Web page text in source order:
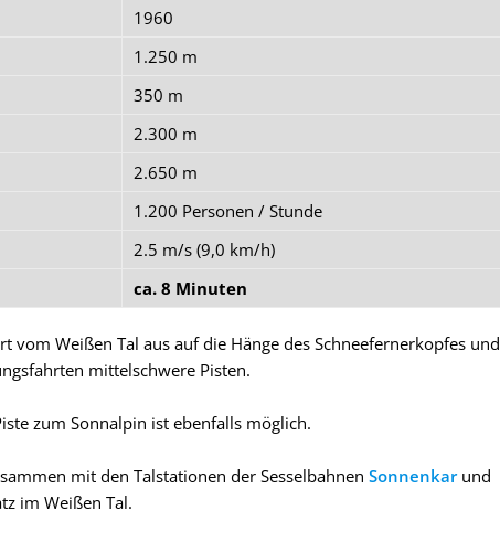
1960
1.250 m
350 m
2.300 m
2.650 m
1.200 Personen / Stunde
2.5 m/s (9,0 km/h)
ca. 8 Minuten
vom Weißen Tal aus auf die Hänge des Schneefernerkopfes und
mittelschwere Pisten.
zum Sonnalpin ist ebenfalls möglich.
mit den Talstationen der Sesselbahnen Sonnenkarund
im Weißen Tal.